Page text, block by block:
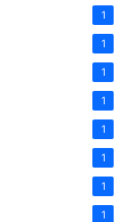
1
1
1
1
1
1
1
1